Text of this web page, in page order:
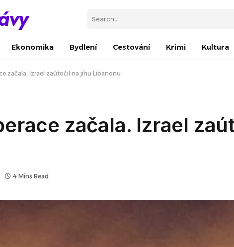
Ekonomika Bydlení Cestování Krimi Kultura
začala. Izrael zaútočil na jihu Libanonu
začala. Izrael
4 Mins Read